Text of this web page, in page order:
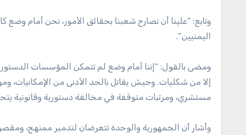
وتابع: “علينا أن نصارح شعبنا بحقائق الأمور، نحن أمام
اليمنيين”.
ومضى بالقول: “إننا أمام وضع لم تتمكن المؤسسات
إلا من شكليات. وجيش يقاتل بالحد الأدنى من الإمكانيات،
مستشري، ومرتبات متوقفة في مخالفة دستورية وقانونية
وأشار أن الجمهورية والوحدة تتعرضان لتدمير ممنهج،